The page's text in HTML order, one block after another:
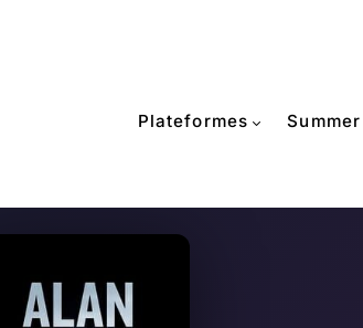
Plateformes